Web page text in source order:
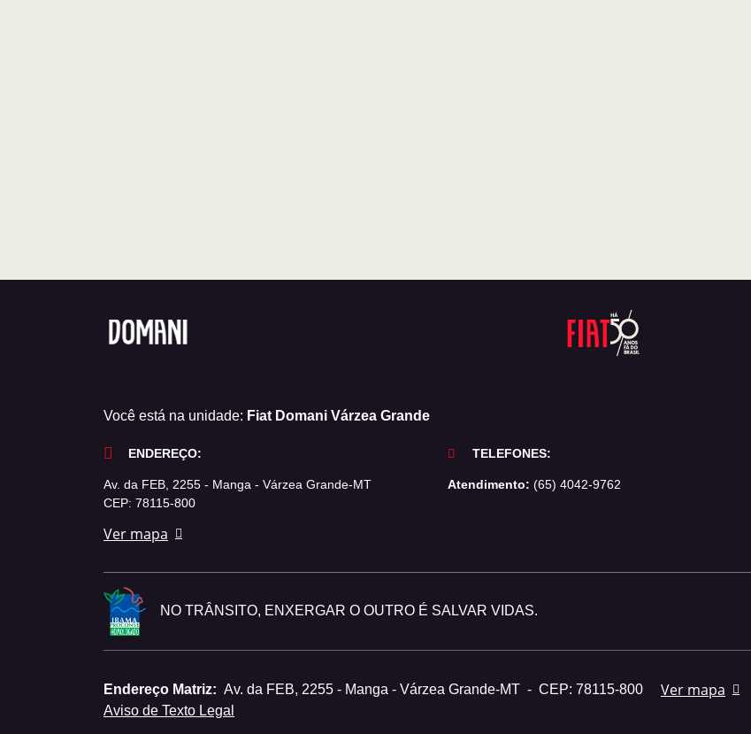
Você está na unidade: Fiat Domani Várzea Grande
ENDEREÇO:
Av. da FEB, 2255 - Manga - Várzea Grande-MT
CEP: 78115-800
Ver mapa
TELEFONES:
Atendimento: (65) 4042-9762
NO TRÂNSITO, ENXERGAR O OUTRO É SALVAR VIDAS.
Endereço Matriz: Av. da FEB, 2255 - Manga - Várzea Grande-MT - CEP: 78115-800 Ver mapa
Aviso de Texto Legal